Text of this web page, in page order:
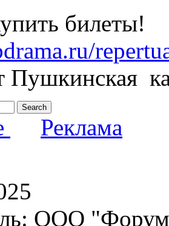
билеты!
Пушкинская
Реклама
ООО